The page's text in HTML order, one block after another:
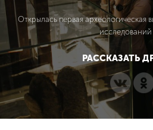
Открылась первая археологическая
РАССКАЗАТЬ